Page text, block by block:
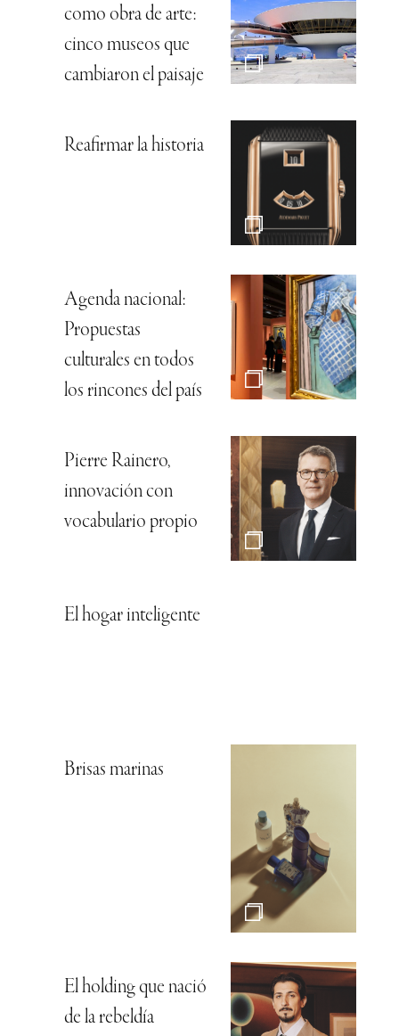
como obra de arte:
cinco museos que
cambiaron el paisaje
Reafirmar la historia
Agenda nacional:
Propuestas
culturales en todos
los rincones del país
Pierre Rainero,
innovación con
vocabulario propio
El hogar inteligente
Brisas marinas
El holding que nació
de la rebeldía